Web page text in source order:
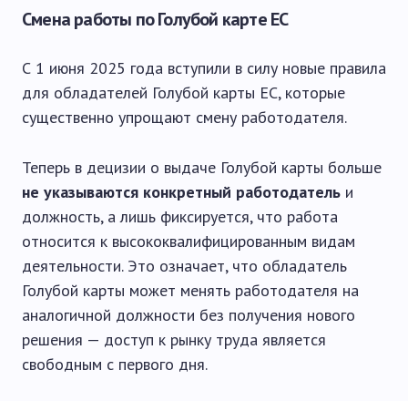
Смена работы по Голубой карте ЕС
С 1 июня 2025 года вступили в силу новые правила
для обладателей Голубой карты ЕС, которые
существенно упрощают смену работодателя.
Теперь в децизии о выдаче Голубой карты больше
не указываются конкретный работодатель и
должность, а лишь фиксируется, что работа
относится к высококвалифицированным видам
деятельности. Это означает, что обладатель
Голубой карты может менять работодателя на
аналогичной должности без получения нового
решения — доступ к рынку труда является
свободным с первого дня.